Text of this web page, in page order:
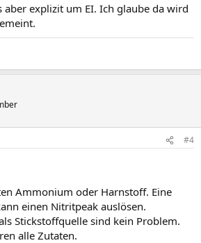
explizit um EI. Ich glaube da wird
#4
Ammonium oder Harnstoff. Eine
einen Nitritpeak auslösen.
Stickstoffquelle sind kein Problem.
alle Zutaten.